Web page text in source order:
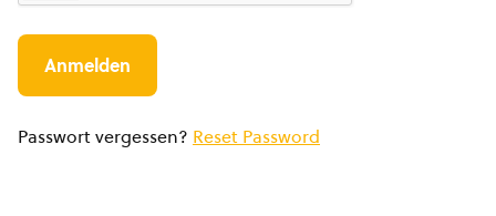
Passwort vergessen? Reset Password